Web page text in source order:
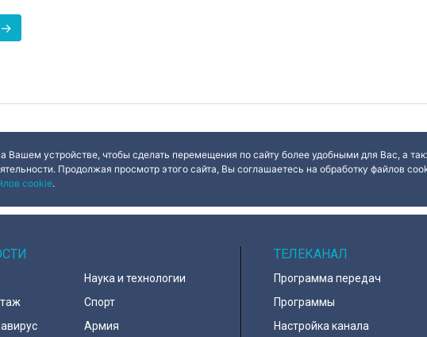
→
Вашем устройстве, чтобы сделать перемещения по сайту более удобными для Вас, а
Продолжая просмотр этого сайта, Вы соглашаетесь на обработку файлов
cookie.
Наука и технологии
Спорт
Армия
ТЕЛЕКАНАЛ
Программа передач
Программы
Настройка канала